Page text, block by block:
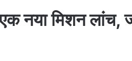
मिशन लांच,